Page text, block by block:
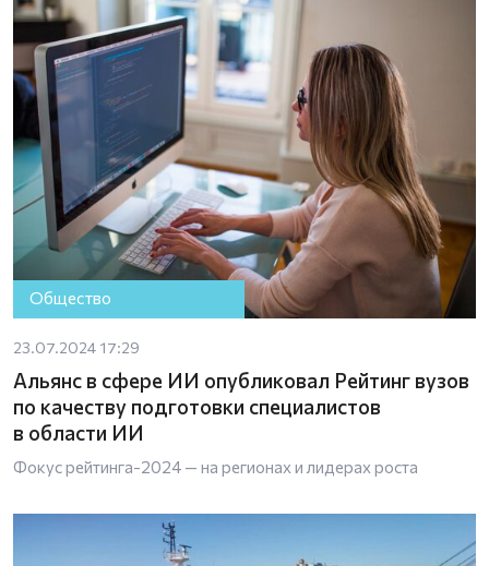
Общество
23.07.2024 17:29
Альянс в сфере ИИ опубликовал Рейтинг вузов
по качеству подготовки специалистов
в области ИИ
Фокус рейтинга-2024 — на регионах и лидерах роста